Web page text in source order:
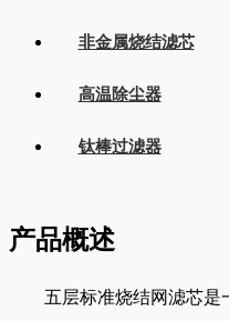
非金属烧结滤芯
高温除尘器
钛棒过滤器
产品概述
五层标准烧结网滤芯是